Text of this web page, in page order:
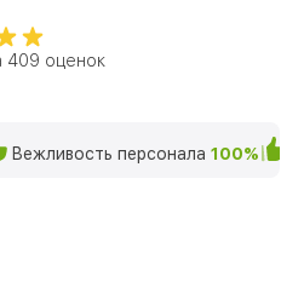
409 оценок
Вежливость персонала 100%